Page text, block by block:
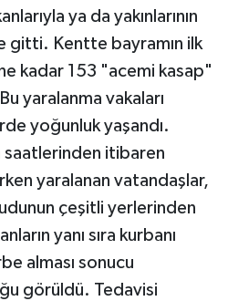
ya da yakınlarının
gitti. Kentte bayramın ilk
kadar 153 "acemi kasap"
yaralanma vakaları
yoğunluk yaşandı.
saatlerinden itibaren
yaralanan vatandaşlar,
çeşitli yerlerinden
yanı sıra kurbanı
alması sonucu
görüldü. Tedavisi